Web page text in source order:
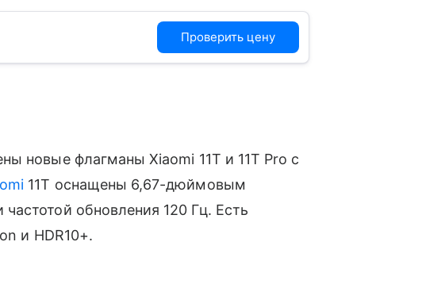
Проверить цену
новые флагманы Xiaomi 11T и 11T Pro с
11T оснащены 6,67-дюймовым
обновления 120 Гц. Есть
и HDR10+.